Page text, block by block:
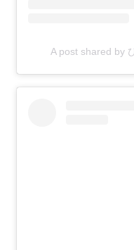
A post shared by